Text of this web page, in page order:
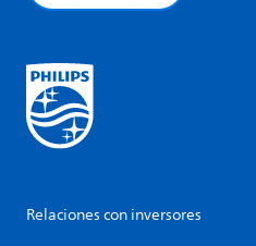
Relaciones con inversores